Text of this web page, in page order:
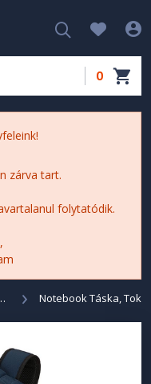
0
zárva tart.
folytatódik.
Kiegészítők Notebook Táska, Tok